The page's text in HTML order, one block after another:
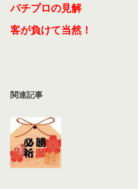
パチプロの見解
客が負けて当然！
関連記事